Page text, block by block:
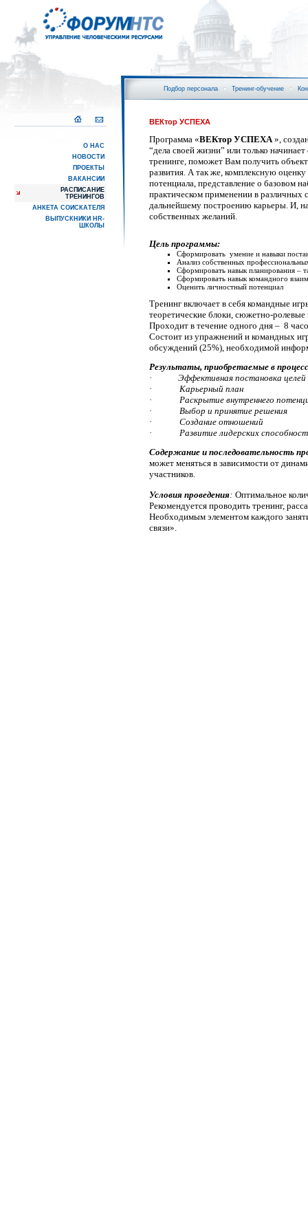
О НАС
НОВОСТИ
ПРОЕКТЫ
ВАКАНСИИ
РАСПИСАНИЕ
ТРЕНИНГОВ
АНКЕТА СОИСКАТЕЛЯ
ВЫПУСКНИКИ HR-
ШКОЛЫ
Подбор персонала Тренинг-обучение
ВЕКтор УСПЕХА
Программа «ВЕКтор УСПЕХА»,
“дела своей жизни” или только
тренинге, поможет Вам получить
развития. А так же, комплексную
потенциала, представление о базовом
практическом применении в различных
дальнейшему построению карьеры. И,
собственных желаний.
Цель программы:
Сформировать умение и навыки
Анализ собственных
Сформировать навык планирования –
Сформировать навык командного
Оценить личностный потенциал
Тренинг включает в себя командные
теоретические блоки, сюжетно-
Проходит в течение одного дня – 8
Состоит из упражнений и командных
обсуждений (25%), необходимой
Результаты, приобретаемые в
·
Эффективная постановка
·
Карьерный план
·
Раскрытие внутреннего
·
Выбор и принятие решения
·
Создание отношений
·
Развитие лидерских
Содержание и последовательность
может меняться в зависимости от
участников.
Условия проведения: Оптимальное
Рекомендуется проводить тренинг,
Необходимым элементом каждого
связи».